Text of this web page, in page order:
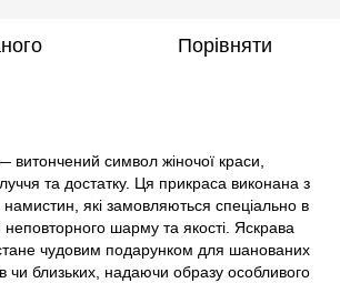
Порівняти
символ жіночої краси,
та достатку. Ця прикраса виконана з
намистин, які замовляються спеціально в
шарму та якості. Яскрава
чудовим подарунком для шанованих
чи близьких, надаючи образу особливого